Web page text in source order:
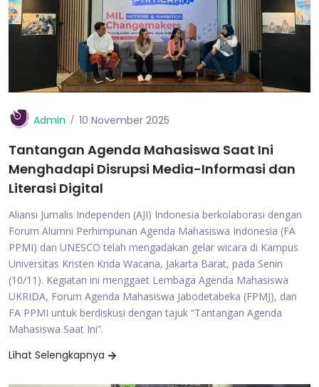
Admin 10 November 2025
Tantangan Agenda Mahasiswa Saat Ini
Menghadapi Disrupsi Media-Informasi dan
Literasi Digital
Aliansi Jurnalis Independen (AJI) Indonesia berkolaborasi dengan
Forum Alumni Perhimpunan Agenda Mahasiswa Indonesia (FA
PPMI) dan UNESCO telah mengadakan gelar wicara di Kampus
Universitas Kristen Krida Wacana, Jakarta Barat, pada Senin
(10/11). Kegiatan ini menggaet Lembaga Agenda Mahasiswa
UKRIDA, Forum Agenda Mahasiswa Jabodetabeka (FPMJ), dan
FA PPMI untuk berdiskusi dengan tajuk “Tantangan Agenda
Mahasiswa Saat Ini”.
Lihat Selengkapnya